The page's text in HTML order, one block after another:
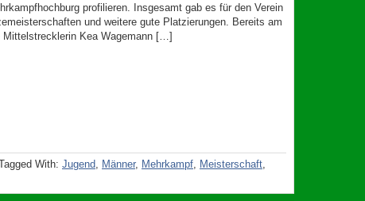
profilieren. Insgesamt gab es für den Verein
und weitere gute Platzierungen. Bereits am
Mittelstrecklerin Kea Wagemann […]
With: Jugend, Männer, Mehrkampf, Meisterschaft,